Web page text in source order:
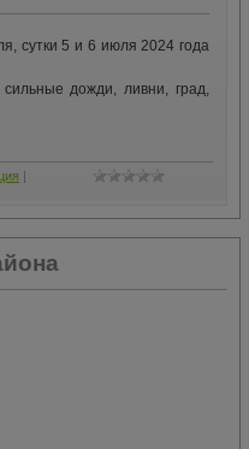
сутки 5 и 6 июля 2024 года
дожди, ливни, град,
|